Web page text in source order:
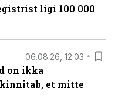
ligi 100 000
06.08.26, 12:03
on ikka
et mitte